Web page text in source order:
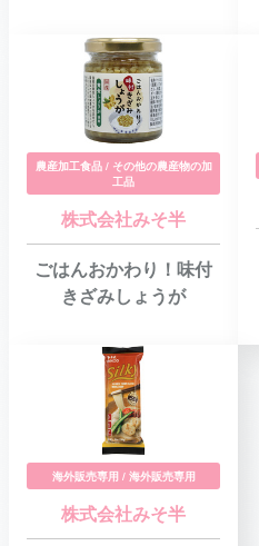
農産加工食品 / その他の農産物の加
工品
株式会社みそ半
ごはんおかわり！味付
きざみしょうが
海外販売専用 / 海外販売専用
株式会社みそ半